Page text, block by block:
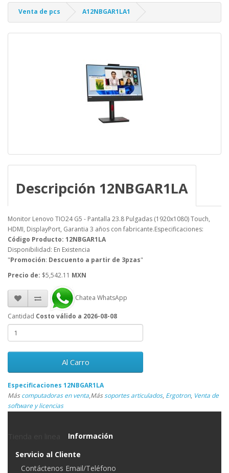
Venta de pcs A12NBGAR1LA1
Descripción 12NBGAR1LA
Monitor Lenovo TIO24 G5 - Pantalla 23.8 Pulgadas (1920x1080) Touch,
HDMI, DisplayPort, Garantia 3 años con fabricante.Especificaciones:
Código Producto: 12NBGAR1LA
Disponibilidad: En Existencia
"Promoción: Descuento a partir de 3pzas"
Precio de: $5,542.11 MXN
Chatea WhatsApp
Cantidad Costo válido a 2026-08-08
Al Carro
Especificaciones 12NBGAR1LA
Máscomputadoras en venta,Mássoportes articulados, Ergotron, Venta de
software y licencias
Información
Servicio al Cliente
Contáctenos Email/Teléfono